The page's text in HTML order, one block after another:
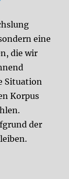
eine
die wir
Situation
Korpus
der